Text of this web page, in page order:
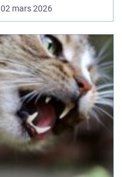
gången en olycka
händer: Vem ska
kontaktas? Vad är
verkligen akut? Hur kan
man hjälpa sitt djur på
vägen in till kliniken? I
Väx...
02 mars 2026